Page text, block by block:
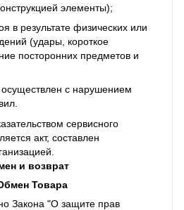
элементы);
в результате физических или
(удары, короткое
посторонних предметов и
с нарушением
сервисного
акт, составлен
и возврат
Товара
Закона "О защите прав